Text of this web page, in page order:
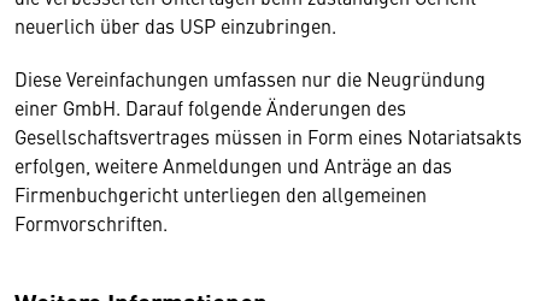
neuerlich über das USP einzubringen.
Diese Vereinfachungen umfassen nur die Neugründung
einer GmbH. Darauf folgende Änderungen des
Gesellschaftsvertrages müssen in Form eines Notariatsakts
erfolgen, weitere Anmeldungen und Anträge an das
Firmenbuchgericht unterliegen den allgemeinen
Formvorschriften.